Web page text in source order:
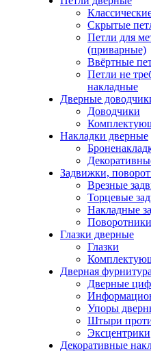
Скрытые
Петли для
(приварные)
Ввёртные
Петли не
накладные
Дверные
Доводчики
Накладки дверные
Задвижки,
Врезные
Торцевые
Накладные
Глазки дверные
Глазки
Дверная фурнитура
Дверные
Упоры
Штыри
Эксцентрики
Декоративные